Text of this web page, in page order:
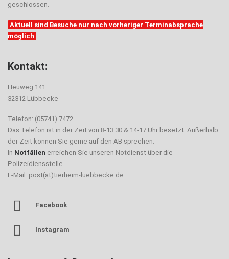
geschlossen.
Aktuell sind Besuche nur nach vorheriger Terminabsprache
möglich
Kontakt:
Heuweg 141
32312 Lübbecke
Telefon: (05741) 7472
Das Telefon ist in der Zeit von 8-13.30 & 14-17 Uhr besetzt. Außerhalb
der Zeit können Sie gerne auf den AB sprechen.
In Notfällen erreichen Sie unseren Notdienst über die
Polizeidiensstelle.
E-Mail: post(at)tierheim-luebbecke.de
Facebook
Instagram